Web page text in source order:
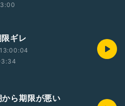
ギレ
ら期限が悪い